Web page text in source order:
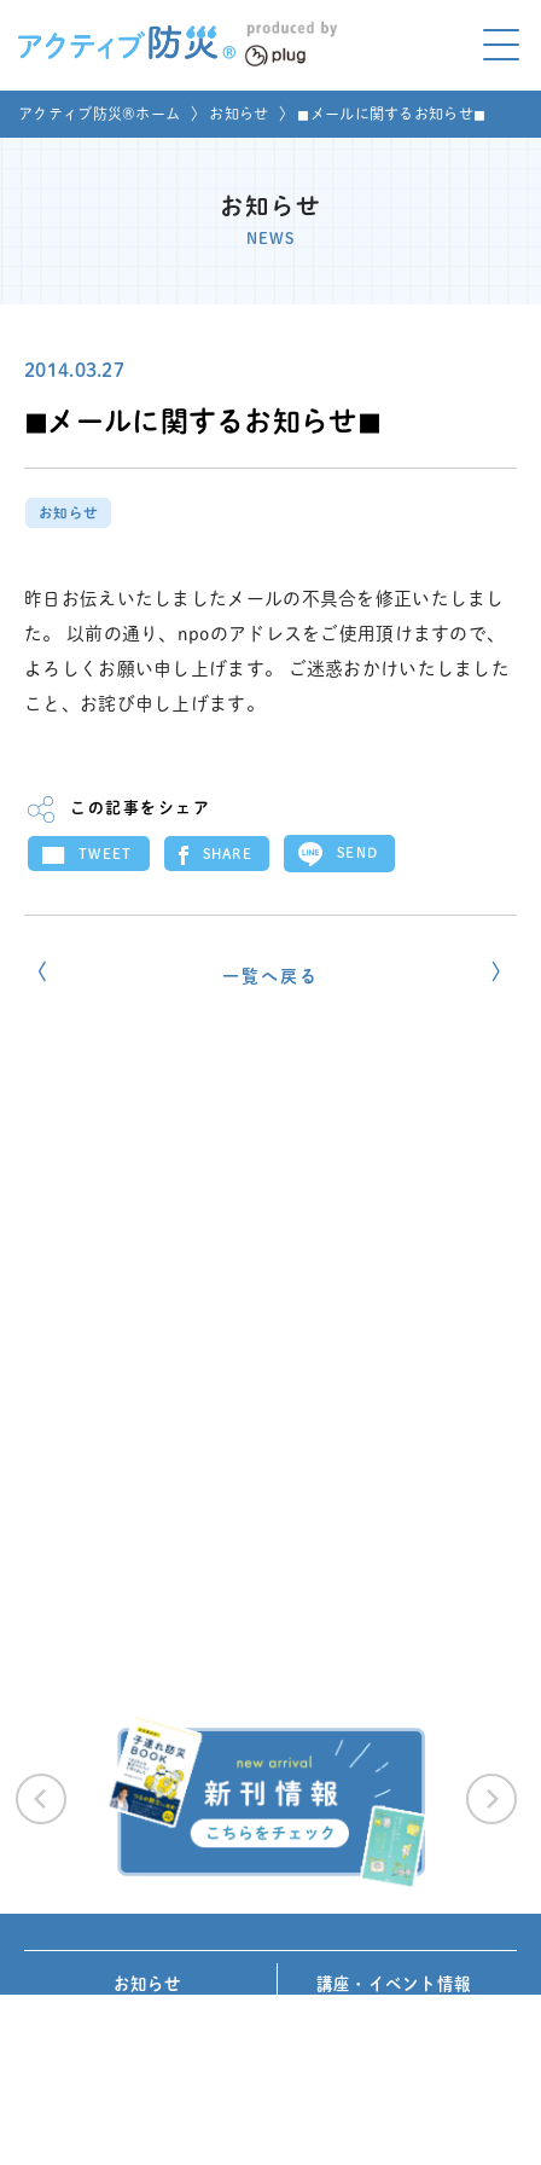
アクティブ防災とは?
MEDIA
講座のご依頼 取材お申し込み
お問い合わせ
アクティブ防災®ホーム 〉 お知らせ 〉 ◼︎メールに関するお知らせ◼︎
お知らせ
NEWS
2014.03.27
◼︎メールに関するお知らせ◼︎
お知らせ
昨日お伝えいたしましたメールの不具合を修正いたしまし
た。 以前の通り、npoのアドレスをご使用頂けますので、
よろしくお願い申し上げます。 ご迷惑おかけいたしました
こと、お詫び申し上げます。
この記事をシェア
TWEET SHARE SEND
一覧へ戻る
お知らせ 講座・イベント情報